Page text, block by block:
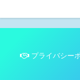
プライバシー